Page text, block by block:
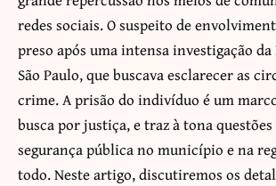
redes sociais. O suspeito de
preso após uma intensa investigação
São Paulo, que buscava esclarecer as
crime. A prisão do indivíduo é um
busca por justiça, e traz à tona
segurança pública no município e na
todo. Neste artigo, discutiremos os